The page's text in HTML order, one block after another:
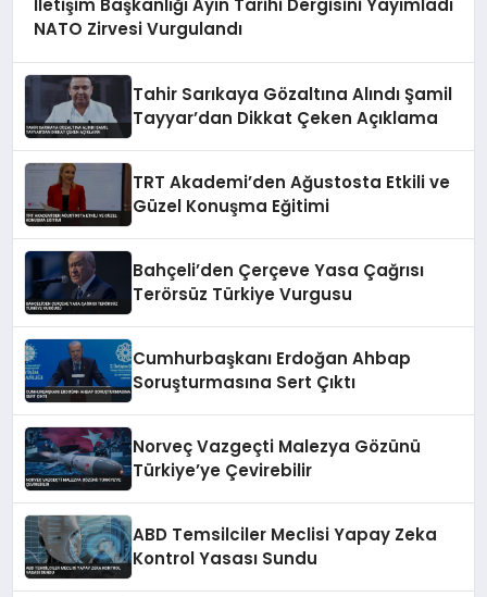
İletişim Başkanlığı Ayın Tarihi Dergisini Yayımladı
NATO Zirvesi Vurgulandı
Tahir Sarıkaya Gözaltına Alındı Şamil
Tayyar’dan Dikkat Çeken Açıklama
TRT Akademi’den Ağustosta Etkili ve
Güzel Konuşma Eğitimi
Bahçeli’den Çerçeve Yasa Çağrısı
Terörsüz Türkiye Vurgusu
Cumhurbaşkanı Erdoğan Ahbap
Soruşturmasına Sert Çıktı
Norveç Vazgeçti Malezya Gözünü
Türkiye’ye Çevirebilir
ABD Temsilciler Meclisi Yapay Zeka
Kontrol Yasası Sundu